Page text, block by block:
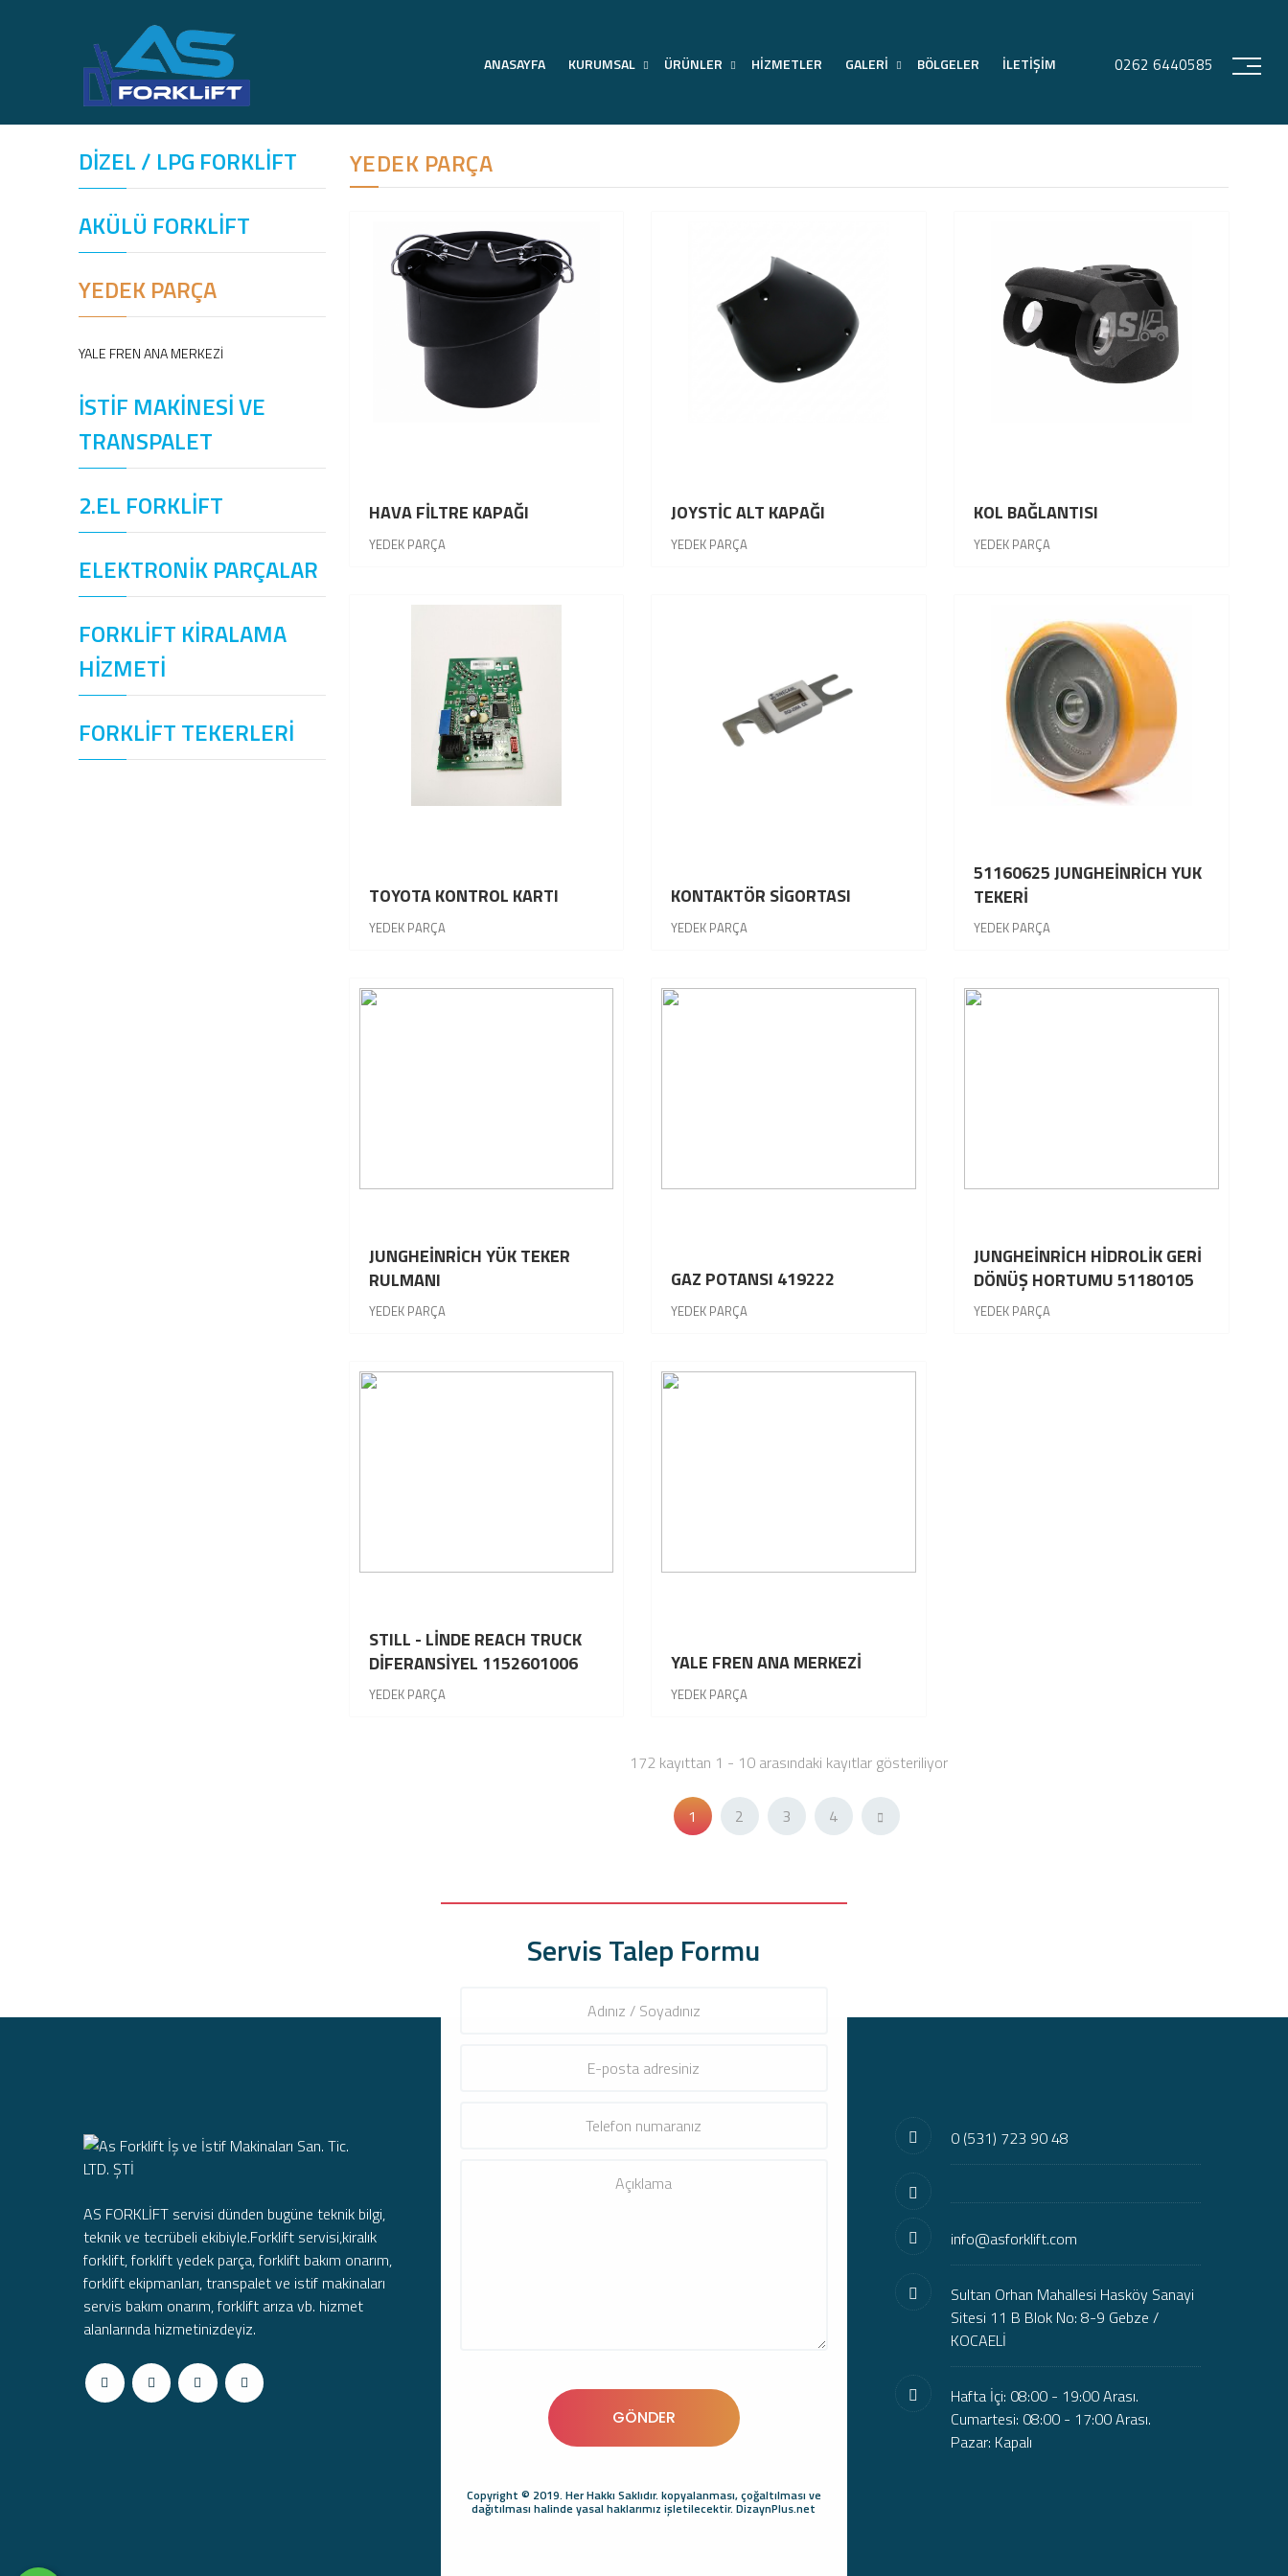
ANASAYFA KURUMSAL ÜRÜNLER HİZMETLER GALERİ BÖLGELER İLETİŞİM 0262 6440585
YEDEK PARÇA
Anasayfa Yedek Parça
DİZEL / LPG FORKLİFT
AKÜLÜ FORKLİFT
YEDEK PARÇA
YALE FREN ANA MERKEZİ
İSTİF MAKİNESİ VE
TRANSPALET
2.EL FORKLİFT
ELEKTRONİK PARÇALAR
FORKLİFT KİRALAMA
HİZMETİ
FORKLİFT TEKERLERİ
YEDEK PARÇA
HAVA FİLTRE KAPAĞI
YEDEK PARÇA
JOYSTİC ALT KAPAĞI
YEDEK PARÇA
KOL BAĞLANTISI
YEDEK PARÇA
TOYOTA KONTROL KARTI
YEDEK PARÇA
KONTAKTÖR SİGORTASI
YEDEK PARÇA
51160625 JUNGHEİNRİCH YUK
TEKERİ
YEDEK PARÇA
JUNGHEİNRİCH YÜK TEKER
RULMANI
YEDEK PARÇA
GAZ POTANSI 419222
YEDEK PARÇA
JUNGHEİNRİCH HİDROLİK GERİ
DÖNÜŞ HORTUMU 51180105
YEDEK PARÇA
STILL - LİNDE REACH TRUCK
DİFERANSİYEL 1152601006
KOMPLE
YEDEK PARÇA
YALE FREN ANA MERKEZİ
YEDEK PARÇA
172 kayıttan 1 - 10 arasındaki kayıtlar gösteriliyor
1 2 3 4
AS FORKLİFT servisi dünden bugüne teknik bilgi,
teknik ve tecrübeli ekibiyle.Forklift servisi,kiralık
forklift, forklift yedek parça, forklift bakım onarım,
forklift ekipmanları, transpalet ve istif makinaları
servis bakım onarım, forklift arıza vb. hizmet
alanlarında hizmetinizdeyiz.
Servis Talep Formu
Copyright © 2019. Her Hakkı Saklıdır. kopyalanması, çoğaltılması ve
dağıtılması halinde yasal haklarımız işletilecektir. DizaynPlus.net
0 (531) 723 90 48
info@asforklift.com
Sultan Orhan Mahallesi Hasköy Sanayi
Sitesi 11 B Blok No: 8-9 Gebze /
KOCAELİ
Hafta İçi: 08:00 - 19:00 Arası.
Cumartesi: 08:00 - 17:00 Arası.
Pazar: Kapalı